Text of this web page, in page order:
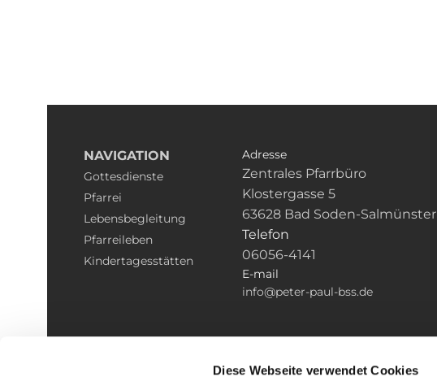
Diese Webseite verwendet Cookies
NAVIGATION
Gottesdienste
Pfarrei
Lebensbegleitung
Pfarreileben
Kindertagesstätten
Adresse
Zentrales Pfarrbüro
Klostergasse 5
63628 Bad Soden-Salmünster
Telefon
06056-4141
E-mail
info@peter-paul-bss.de